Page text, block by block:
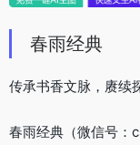
春雨经典
传承书香文脉，赓续
春雨经典（微信号：